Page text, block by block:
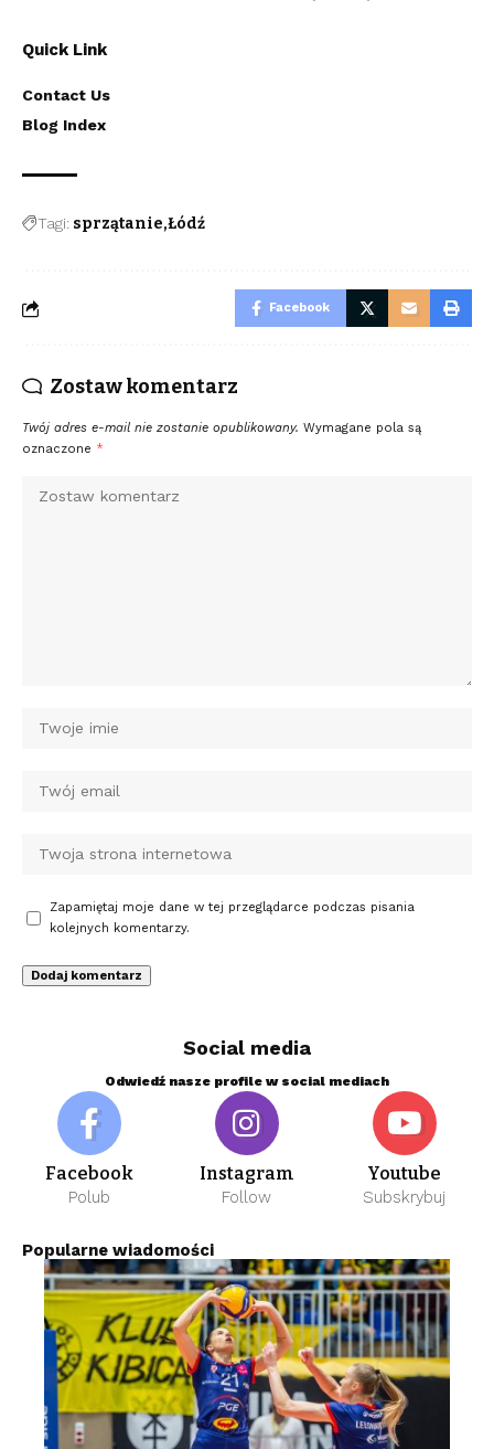
Quick Link
Contact Us
Blog Index
Tagi: sprzątanie Łódź
Facebook
Zostaw komentarz
Twój adres e-mail nie zostanie opublikowany. Wymagane pola są
oznaczone *
Zapamiętaj moje dane w tej przeglądarce podczas pisania
kolejnych komentarzy.
Social media
Odwiedź nasze profile w social mediach
Facebook
Polub
Instagram
Follow
Youtube
Subskrybuj
Popularne wiadomości